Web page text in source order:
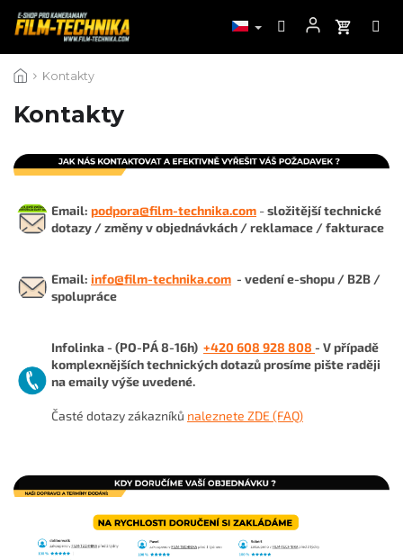
na
Kontakty
Kontakty
Email: podpora@film-technika.com -složitější technické
dotazy / změny v objednávkách / reklamace / fakturace
Email: info@film-technika.com - vedení e-shopu / B2B /
spolupráce
Infolinka - (PO-PÁ 8-16h) +420 608 928 808 - V případě
komplexnějších technických dotazů prosíme pište raději
na emaily výše uvedené.
Časté dotazy zákazníků naleznete ZDE (FAQ)